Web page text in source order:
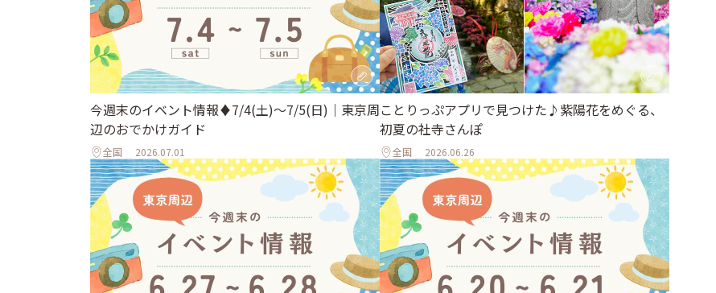
今週末のイベント情報♦︎7/4(土)〜7/5(日)｜東京周
辺のおでかけガイド
全国 2026.07.01
ことりっぷアプリで見つけた♪紫陽花をめぐる、
初夏の社寺さんぽ
全国 2026.06.26